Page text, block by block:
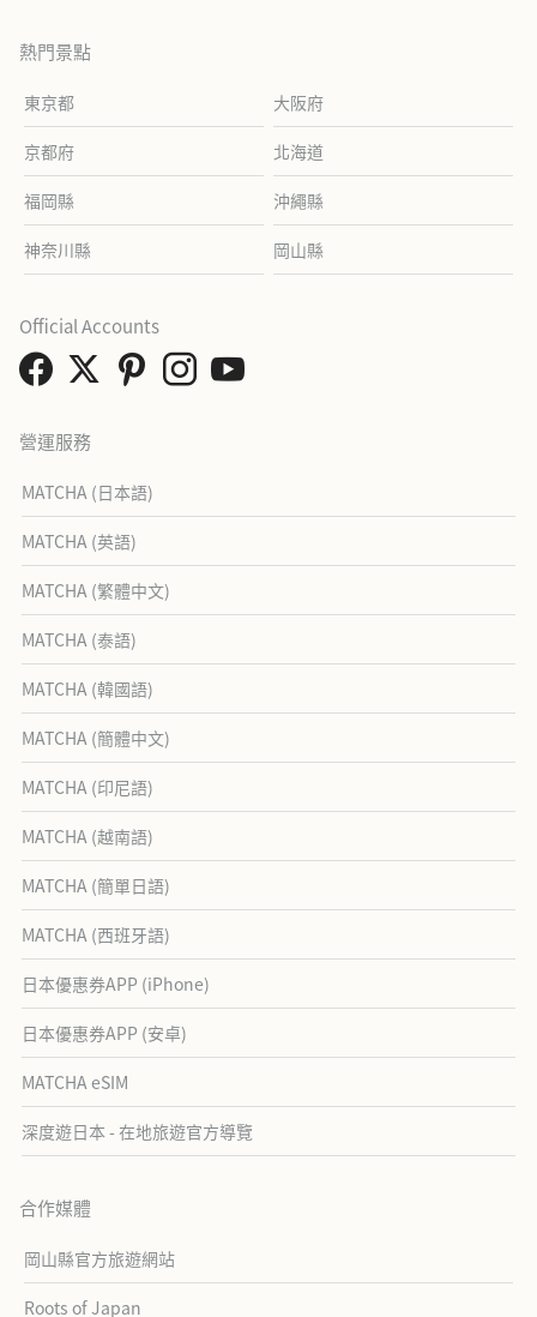
熱門景點
東京都 大阪府
京都府 北海道
福岡縣 沖繩縣
神奈川縣 岡山縣
營運服務
MATCHA (日本語)
MATCHA (英語)
MATCHA (繁體中文)
MATCHA (泰語)
MATCHA (韓國語)
MATCHA (簡體中文)
MATCHA (印尼語)
MATCHA (越南語)
MATCHA (簡單日語)
MATCHA (西班牙語)
日本優惠券APP (iPhone)
日本優惠券APP (安卓)
MATCHA eSIM
深度遊日本 - 在地旅遊官方導覽
合作媒體
岡山縣官方旅遊網站
Roots of Japan
Official Accounts